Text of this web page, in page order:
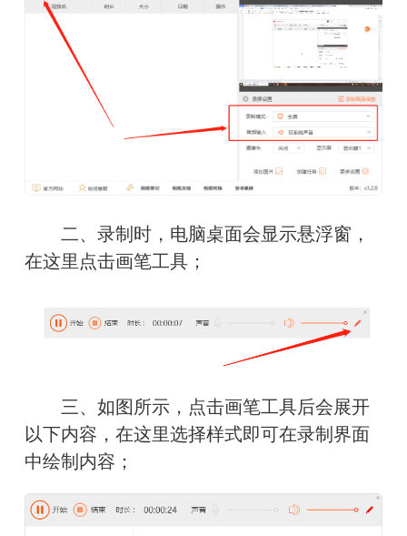
二、录制时，电脑桌面会显示悬浮窗，
在这里点击画笔工具；
三、如图所示，点击画笔工具后会展开
以下内容，在这里选择样式即可在录制界面
中绘制内容；